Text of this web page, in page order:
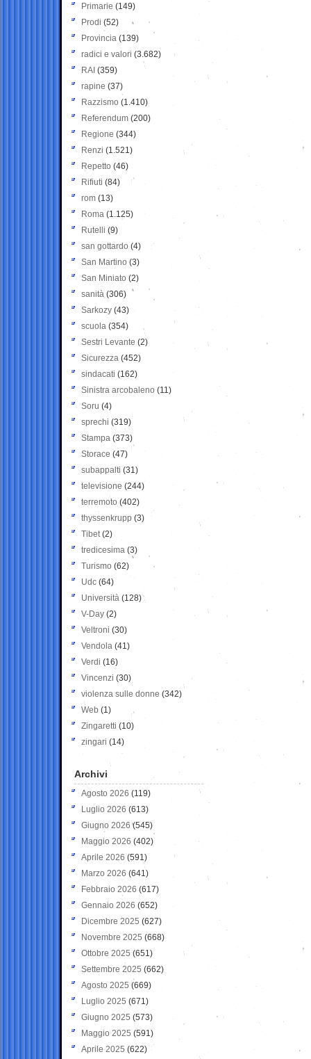
Primarie (149)
Prodi (52)
Provincia (139)
radici e valori (3.682)
RAI (359)
rapine (37)
Razzismo (1.410)
Referendum (200)
Regione (344)
Renzi (1.521)
Repetto (46)
Rifiuti (84)
rom (13)
Roma (1.125)
Rutelli (9)
san gottardo (4)
San Martino (3)
San Miniato (2)
sanità (306)
Sarkozy (43)
scuola (354)
Sestri Levante (2)
Sicurezza (452)
sindacati (162)
Sinistra arcobaleno (11)
Soru (4)
sprechi (319)
Stampa (373)
Storace (47)
subappalti (31)
televisione(244)
terremoto (402)
thyssenkrupp (3)
Tibet(2)
tredicesima (3)
Turismo (62)
Udc (64)
Università (128)
V-Day (2)
Veltroni (30)
Vendola (41)
Verdi (16)
Vincenzi (30)
violenza sulle donne (342)
Web (1)
Zingaretti (10)
zingari (14)
Archivi
Agosto 2026 (119)
Luglio 2026 (613)
Giugno 2026 (545)
Maggio 2026 (402)
Aprile 2026 (591)
Marzo 2026 (641)
Febbraio 2026 (617)
Gennaio 2026 (652)
Dicembre 2025 (627)
Novembre 2025 (668)
Ottobre 2025 (651)
Settembre 2025 (662)
Agosto 2025 (669)
Luglio 2025 (671)
Giugno 2025 (573)
Maggio 2025 (591)
Aprile 2025 (622)